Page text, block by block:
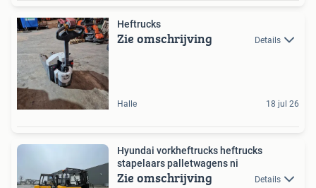
Heftrucks
Zie omschrijving Details
Halle 18 jul 26
Hyundai vorkheftrucks heftrucks
stapelaars palletwagens ni
Zie omschrijving Details